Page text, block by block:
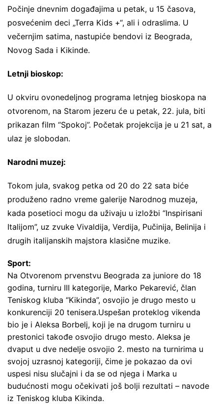
Počinje dnevnim događajima u petak, u 15 časova,
posvećenim deci „Terra Kids +“, ali i odraslima. U
večernjim satima, nastupiće bendovi iz Beograda,
Novog Sada i Kikinde.
Letnji bioskop:
U okviru ovonedeljnog programa letnjeg bioskopa na
otvorenom, na Starom jezeru će u petak, 22. jula, biti
prikazan film “Spokoj”. Početak projekcija je u 21 sat, a
ulaz je slobodan.
Narodni muzej:
Tokom jula, svakog petka od 20 do 22 sata biće
produženo radno vreme galerije Narodnog muzeja,
kada posetioci mogu da uživaju u izložbi “Inspirisani
Italijom”, uz zvuke Vivaldija, Verdija, Pučinija, Belinija i
drugih italijanskih majstora klasične muzike.
Sport:
Na Otvorenom prvenstvu Beograda za juniore do 18
godina, turniru III kategorije, Marko Pekarević, član
Teniskog kluba “Kikinda”, osvojio je drugo mesto u
konkurenciji 20 tenisera.Uspešan proteklog vikenda
bio je i Aleksa Borbelj, koji je na drugom turniru u
prestonici takođe osvojio drugo mesto. Aleksa je
dvaput u dve nedelje osvojio 2. mesto na turnirima u
svojoj uzrasnoj kategoriji, čime je pokazao da ovi
uspesi nisu slučajni i da se od njega i Marka u
budućnosti mogu očekivati još bolji rezultati – navode
iz Teniskog kluba Kikinda.